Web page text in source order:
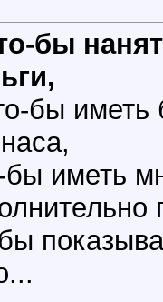
бы
бы иметь
бы иметь